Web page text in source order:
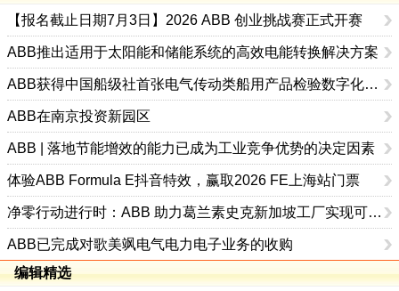
【报名截止日期7月3日】2026 ABB 创业挑战赛正式开赛
ABB推出适用于太阳能和储能系统的高效电能转换解决方案
ABB获得中国船级社首张电气传动类船用产品检验数字化应用认可证书
ABB在南京投资新园区
ABB | 落地节能增效的能力已成为工业竞争优势的决定因素
体验ABB Formula E抖音特效，赢取2026 FE上海站门票
净零行动进行时：ABB 助力葛兰素史克新加坡工厂实现可持续发展飞跃
ABB已完成对歌美飒电气电力电子业务的收购
编辑精选